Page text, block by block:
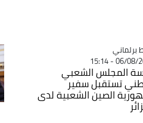
برلماني
06/08/2026
المجلس الشعبي
تستقبل سفير
الصين الشعبية لدى